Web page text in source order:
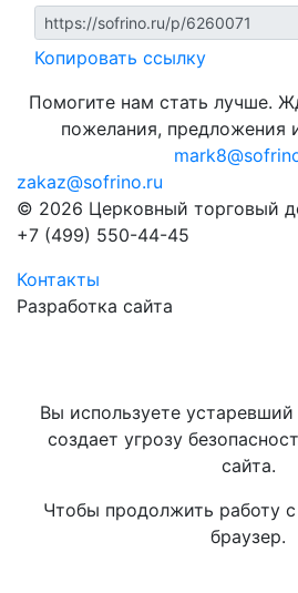
Копировать ссылку
Помогите нам стать лучше.
пожелания, предложения
zakaz@sofrino.ru
© 2026 Церковный торговый
+7 (499) 550-44-45
Контакты
Разработка сайта
Вы используете
создает угрозу
сайта.
Чтобы продолжить работу
браузер.